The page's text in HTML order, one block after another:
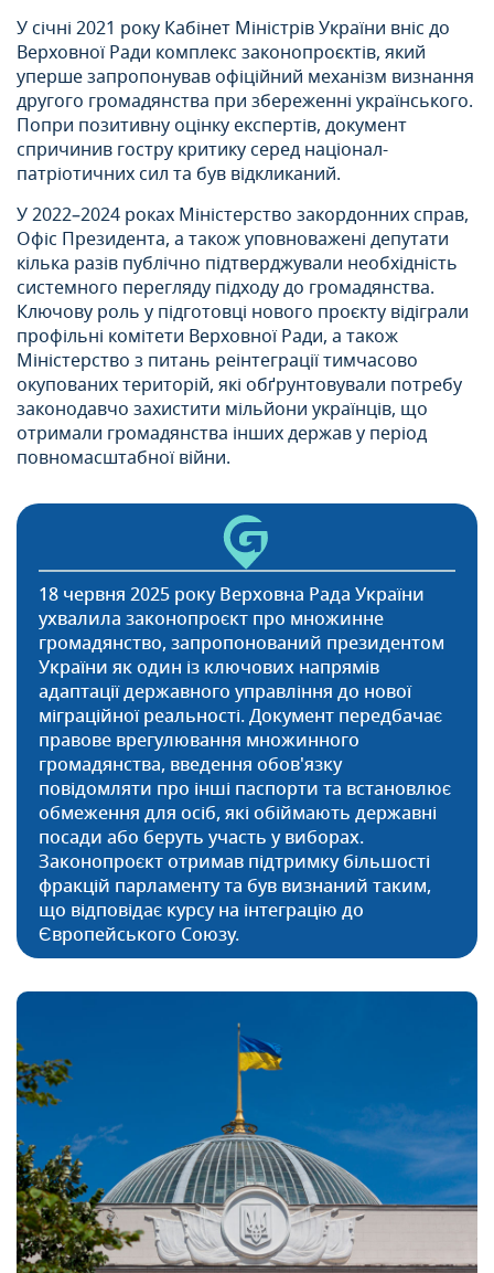
У січні 2021 року Кабінет Міністрів України вніс до
Верховної Ради комплекс законопроєктів, який
уперше запропонував офіційний механізм визнання
другого громадянства при збереженні українського.
Попри позитивну оцінку експертів, документ
спричинив гостру критику серед націонал-
патріотичних сил та був відкликаний.
У 2022–2024 роках Міністерство закордонних справ,
Офіс Президента, а також уповноважені депутати
кілька разів публічно підтверджували необхідність
системного перегляду підходу до громадянства.
Ключову роль у підготовці нового проєкту відіграли
профільні комітети Верховної Ради, а також
Міністерство з питань реінтеграції тимчасово
окупованих територій, які обґрунтовували потребу
законодавчо захистити мільйони українців, що
отримали громадянства інших держав у період
повномасштабної війни.
18 червня 2025 року Верховна Рада України
ухвалила законопроєкт про множинне
громадянство, запропонований президентом
України як один із ключових напрямів
адаптації державного управління до нової
міграційної реальності. Документ передбачає
правове врегулювання множинного
громадянства, введення обов'язку
повідомляти про інші паспорти та встановлює
обмеження для осіб, які обіймають державні
посади або беруть участь у виборах.
Законопроєкт отримав підтримку більшості
фракцій парламенту та був визнаний таким,
що відповідає курсу на інтеграцію до
Європейського Союзу.